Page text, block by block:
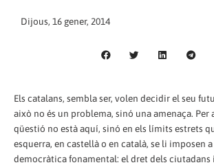
Dijous, 16 gener, 2014
Els catalans, sembla ser, volen decidir el seu
això no és un problema, sinó una amenaça. Per
qüestió no està aquí, sinó en els límits estrets
esquerra, en castellà o en català, se li imposen
democràtica fonamental: el dret dels ciutadans